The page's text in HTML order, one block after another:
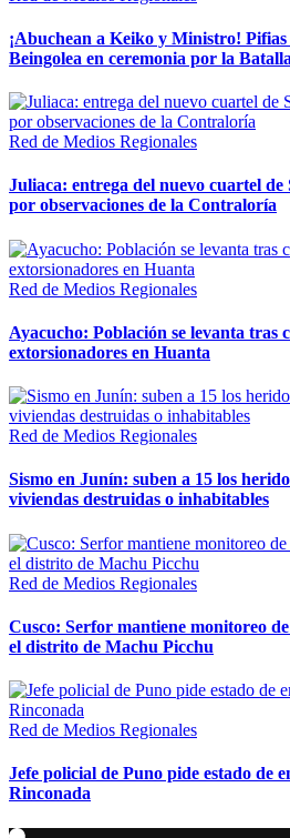
¡Abuchean a Keiko y Ministro!
Beingolea en ceremonia por la
Red de Medios Regionales
Juliaca: entrega del nuevo cuartel de
por observaciones de la Contraloría
Red de Medios Regionales
Ayacucho: Población se levanta tras
extorsionadores en Huanta
Red de Medios Regionales
Sismo en Junín: suben a 15 los
viviendas destruidas o inhabitables
Red de Medios Regionales
Cusco: Serfor mantiene monitoreo
el distrito de Machu Picchu
Red de Medios Regionales
Jefe policial de Puno pide estado de
Rinconada